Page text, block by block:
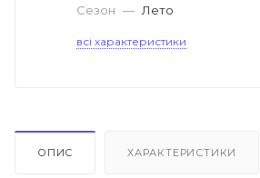
Сезон — Лето
всі характеристики
ОПИС ХАРАКТЕРИСТИКИ